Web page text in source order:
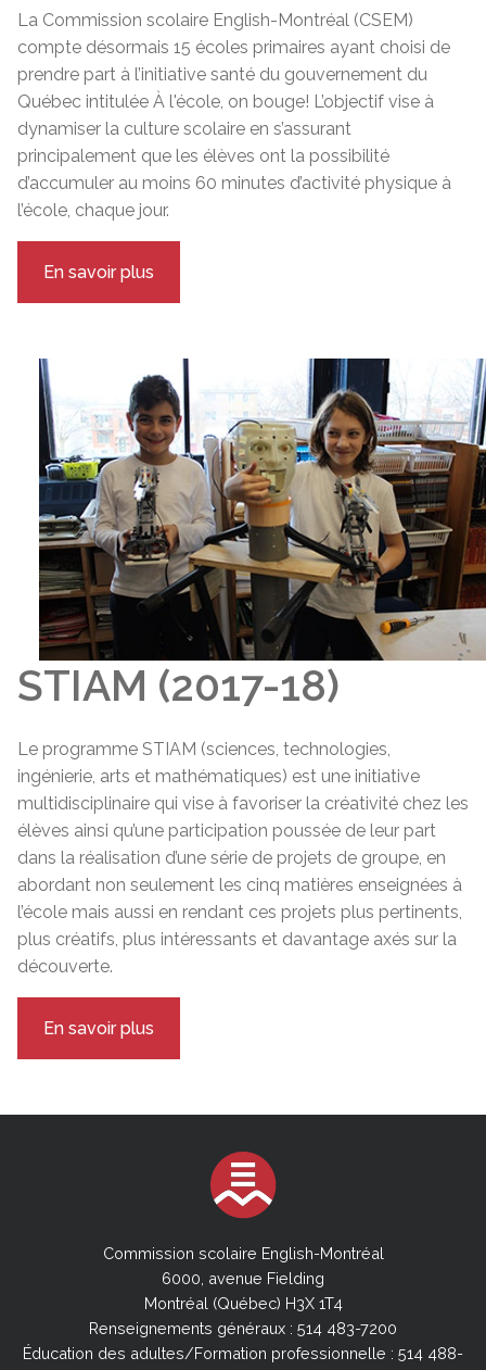
La Commission scolaire English-Montréal (CSEM)
compte désormais 15 écoles primaires ayant choisi de
prendre part à l’initiative santé du gouvernement du
Québec intitulée À l'école, on bouge! L’objectif vise à
dynamiser la culture scolaire en s’assurant
principalement que les élèves ont la possibilité
d’accumuler au moins 60 minutes d’activité physique à
l’école, chaque jour.
En savoir plus
STIAM (2017-18)
Le programme STIAM (sciences, technologies,
ingénierie, arts et mathématiques) est une initiative
multidisciplinaire qui vise à favoriser la créativité chez les
élèves ainsi qu’une participation poussée de leur part
dans la réalisation d’une série de projets de groupe, en
abordant non seulement les cinq matières enseignées à
l’école mais aussi en rendant ces projets plus pertinents,
plus créatifs, plus intéressants et davantage axés sur la
découverte.
En savoir plus
Commission scolaire English-Montréal
6000, avenue Fielding
Montréal (Québec) H3X 1T4
Renseignements généraux : 514 483-7200
Éducation des adultes/Formation professionnelle : 514 488-